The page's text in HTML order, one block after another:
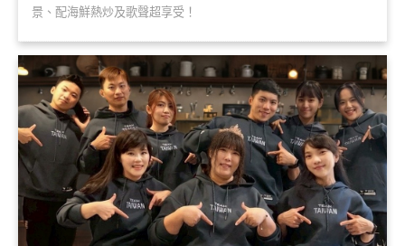
景、配海鮮熱炒及歌聲超享受！